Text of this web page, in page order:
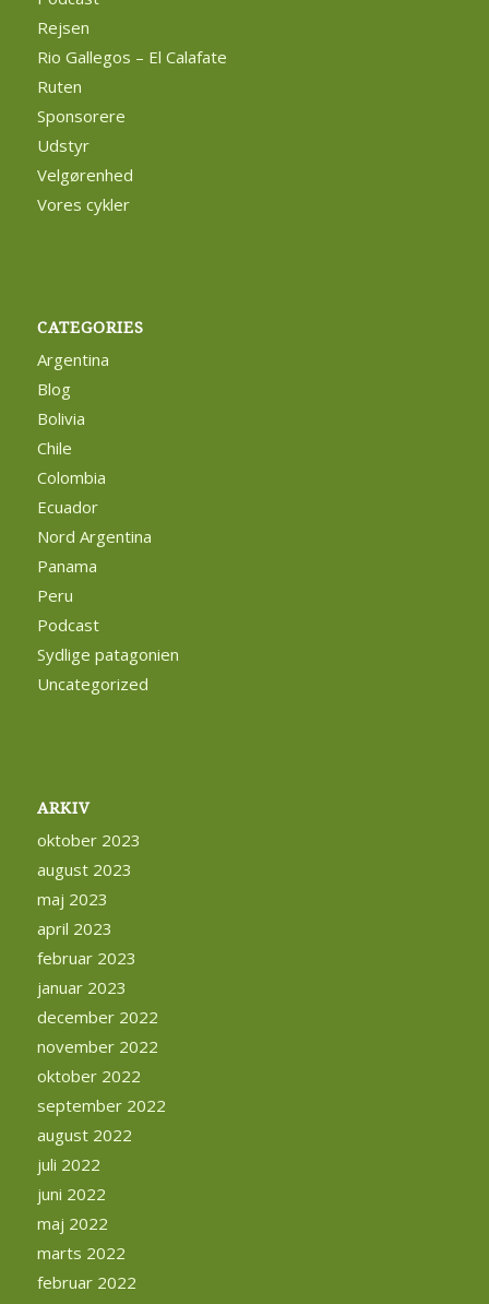
Rejsen
Rio Gallegos – El Calafate
Ruten
Sponsorere
Udstyr
Velgørenhed
Vores cykler
CATEGORIES
Argentina
Blog
Bolivia
Chile
Colombia
Ecuador
Nord Argentina
Panama
Peru
Podcast
Sydlige patagonien
Uncategorized
ARKIV
oktober 2023
august 2023
maj 2023
april 2023
februar 2023
januar 2023
december 2022
november 2022
oktober 2022
september 2022
august 2022
juli 2022
juni 2022
maj 2022
marts 2022
februar 2022